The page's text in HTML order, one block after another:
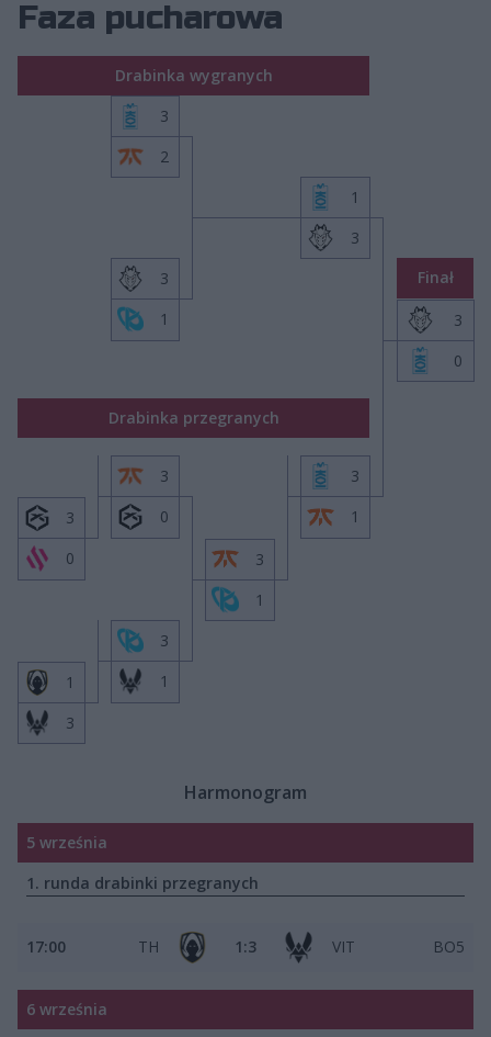
Faza pucharowa
Drabinka wygranych
3
2
1
3
3
Finał
1
3
0
Drabinka przegranych
3
3
3
0
1
0
3
1
3
1
1
3
Harmonogram
5 września
1. runda drabinki przegranych
17:00 TH 1:3 VIT BO5
6 września